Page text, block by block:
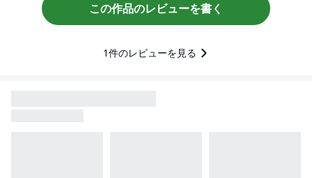
この作品のレビューを書く
1件のレビューを見る